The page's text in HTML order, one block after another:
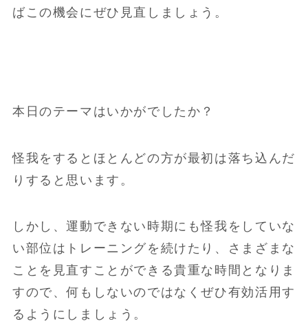
ばこの機会にぜひ見直しましょう。
本日のテーマはいかがでしたか？
怪我をするとほとんどの方が最初は落ち込んだ
りすると思います。
しかし、運動できない時期にも怪我をしていな
い部位はトレーニングを続けたり、さまざまな
ことを見直すことができる貴重な時間となりま
すので、何もしないのではなくぜひ有効活用す
るようにしましょう。